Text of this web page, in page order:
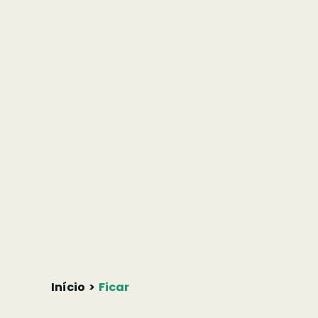
Início Ficar